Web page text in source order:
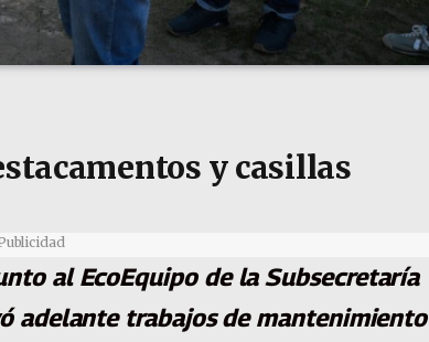
y casillas
al EcoEquipo de la Subsecretaría
adelante trabajos de mantenimiento